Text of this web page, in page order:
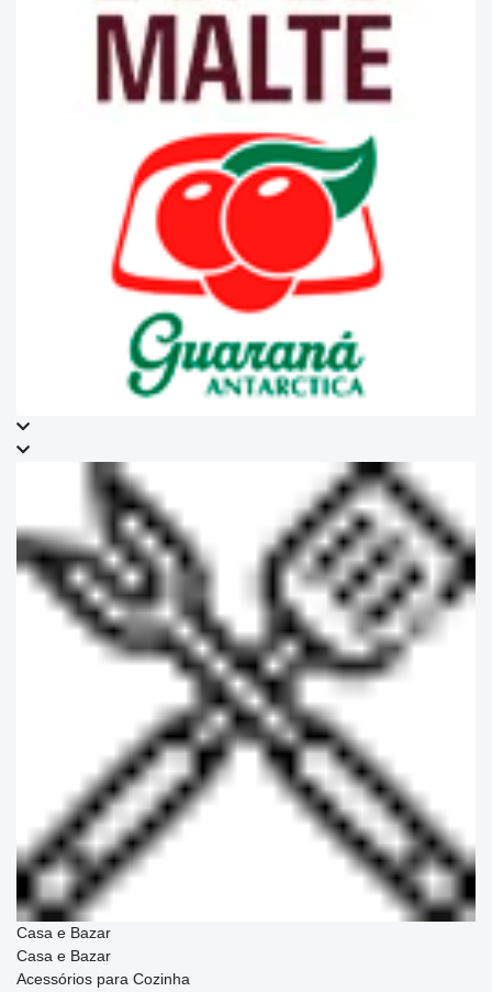
Casa e Bazar
Casa e Bazar
Acessórios para Cozinha